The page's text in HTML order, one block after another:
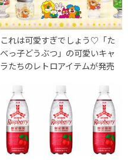
これは可愛すぎでしょう♡「た
べっ子どうぶつ」の可愛いキャ
ラたちのレトロアイテムが発売